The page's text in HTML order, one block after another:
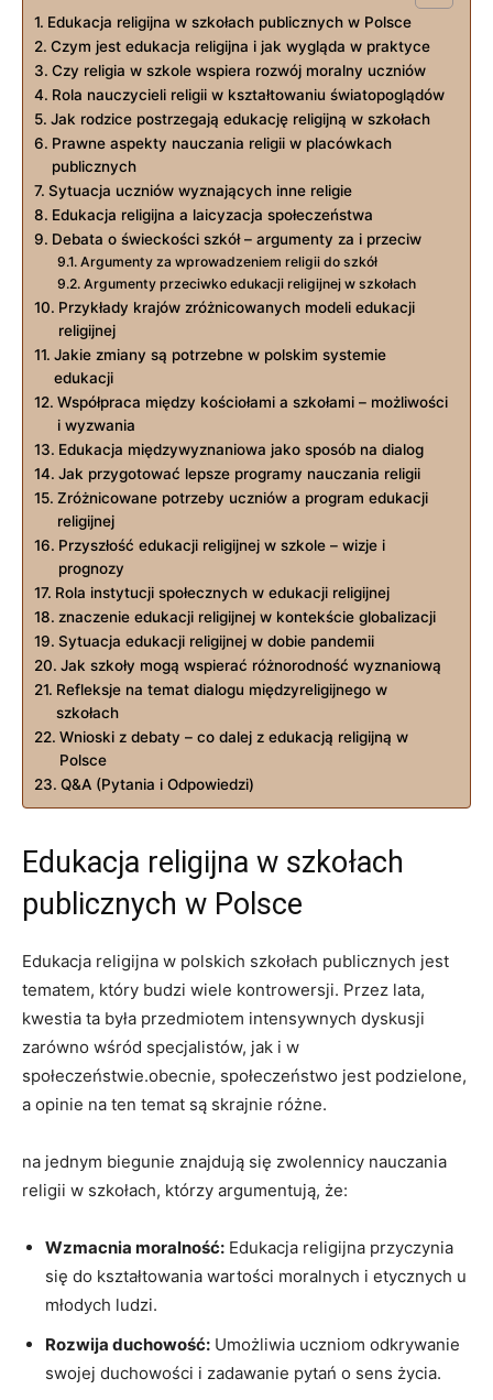
Edukacja religijna w szkołach publicznych w Polsce
Czym jest edukacja religijna i jak wygląda w praktyce
Czy religia w szkole wspiera rozwój moralny uczniów
Rola nauczycieli religii w kształtowaniu światopoglądów
Jak rodzice postrzegają edukację religijną w szkołach
Prawne aspekty nauczania religii w placówkach
publicznych
Sytuacja uczniów wyznających inne religie
Edukacja religijna a laicyzacja społeczeństwa
Debata o świeckości szkół – argumenty za i przeciw
Argumenty za wprowadzeniem religii do szkół
Argumenty przeciwko edukacji religijnej w szkołach
Przykłady krajów zróżnicowanych modeli edukacji
religijnej
Jakie zmiany są potrzebne w polskim systemie
edukacji
Współpraca między kościołami a szkołami – możliwości
i wyzwania
Edukacja międzywyznaniowa jako sposób na dialog
Jak przygotować lepsze programy nauczania religii
Zróżnicowane potrzeby uczniów a program edukacji
religijnej
Przyszłość edukacji religijnej w szkole – wizje i
prognozy
Rola instytucji społecznych w edukacji religijnej
znaczenie edukacji religijnej w kontekście globalizacji
Sytuacja edukacji religijnej w dobie pandemii
Jak szkoły mogą wspierać różnorodność wyznaniową
Refleksje na temat dialogu międzyreligijnego w
szkołach
Wnioski z debaty – co dalej z edukacją religijną w
Polsce
Q&A (Pytania i Odpowiedzi)
Edukacja religijna w szkołach
publicznych w Polsce
Edukacja religijna w polskich szkołach publicznych jest
tematem, który budzi wiele kontrowersji. Przez lata,
kwestia ta była przedmiotem intensywnych dyskusji
zarówno wśród specjalistów, jak i w
społeczeństwie.obecnie, społeczeństwo jest podzielone,
a opinie na ten temat są skrajnie różne.
na jednym biegunie znajdują się zwolennicy nauczania
religii w szkołach, którzy argumentują, że:
Wzmacnia moralność: Edukacja religijna przyczynia
się do kształtowania wartości moralnych i etycznych u
młodych ludzi.
Rozwija duchowość: Umożliwia uczniom odkrywanie
swojej duchowości i zadawanie pytań o sens życia.